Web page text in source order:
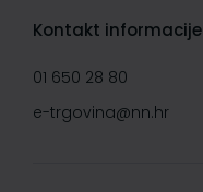
Kontakt informacije
01 650 28 80
e-trgovina@nn.hr